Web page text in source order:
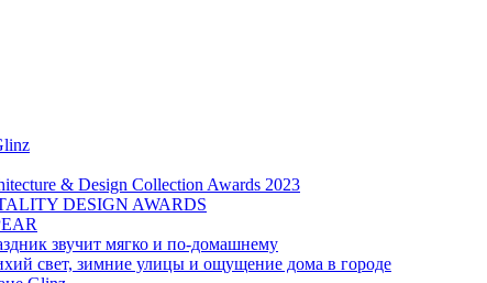
& Design Collection Awards 2023
DESIGN AWARDS
звучит мягко и по-домашнему
свет, зимние улицы и ощущение дома в городе